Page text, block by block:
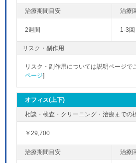
2週間 1-3回
リスク・副作用
リスク・副作用については説明ページで
ページ]
オフィス(上下)
￥29,700